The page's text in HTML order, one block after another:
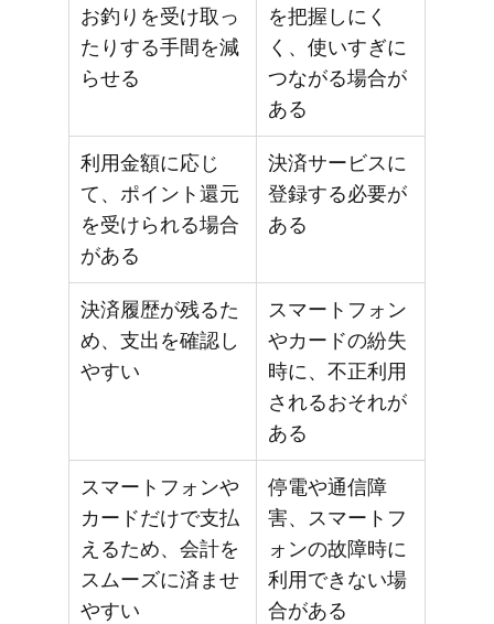
お釣りを受け取っ
たりする手間を減
らせる
を把握しにく
く、使いすぎに
つながる場合が
ある
利用金額に応じ
て、ポイント還元
を受けられる場合
がある
決済サービスに
登録する必要が
ある
決済履歴が残るた
め、支出を確認し
やすい
スマートフォン
やカードの紛失
時に、不正利用
されるおそれが
ある
スマートフォンや
カードだけで支払
えるため、会計を
スムーズに済ませ
やすい
停電や通信障
害、スマートフ
ォンの故障時に
利用できない場
合がある